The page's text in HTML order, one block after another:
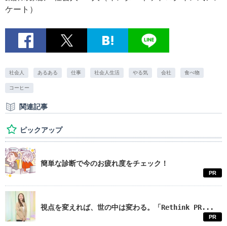
ケート）
社会人 あるある 仕事 社会人生活 やる気 会社 食べ物
コーヒー
関連記事
ピックアップ
簡単な診断で今のお疲れ度をチェック！
PR
視点を変えれば、世の中は変わる。「Rethink PR...
PR